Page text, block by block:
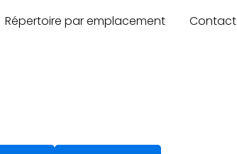
Répertoire par emplacement Contact